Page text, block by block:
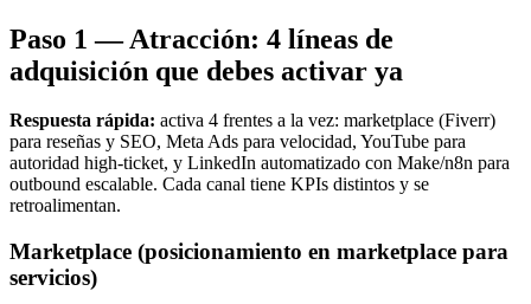
Paso 1 — Atracción: 4 líneas de
adquisición que debes activar ya
Respuesta rápida: activa 4 frentes a la vez: marketplace (Fiverr)
para reseñas y SEO, Meta Ads para velocidad, YouTube para
autoridad high‑ticket, y LinkedIn automatizado con Make/n8n para
outbound escalable. Cada canal tiene KPIs distintos y se
retroalimentan.
Marketplace (posicionamiento en marketplace para
servicios)